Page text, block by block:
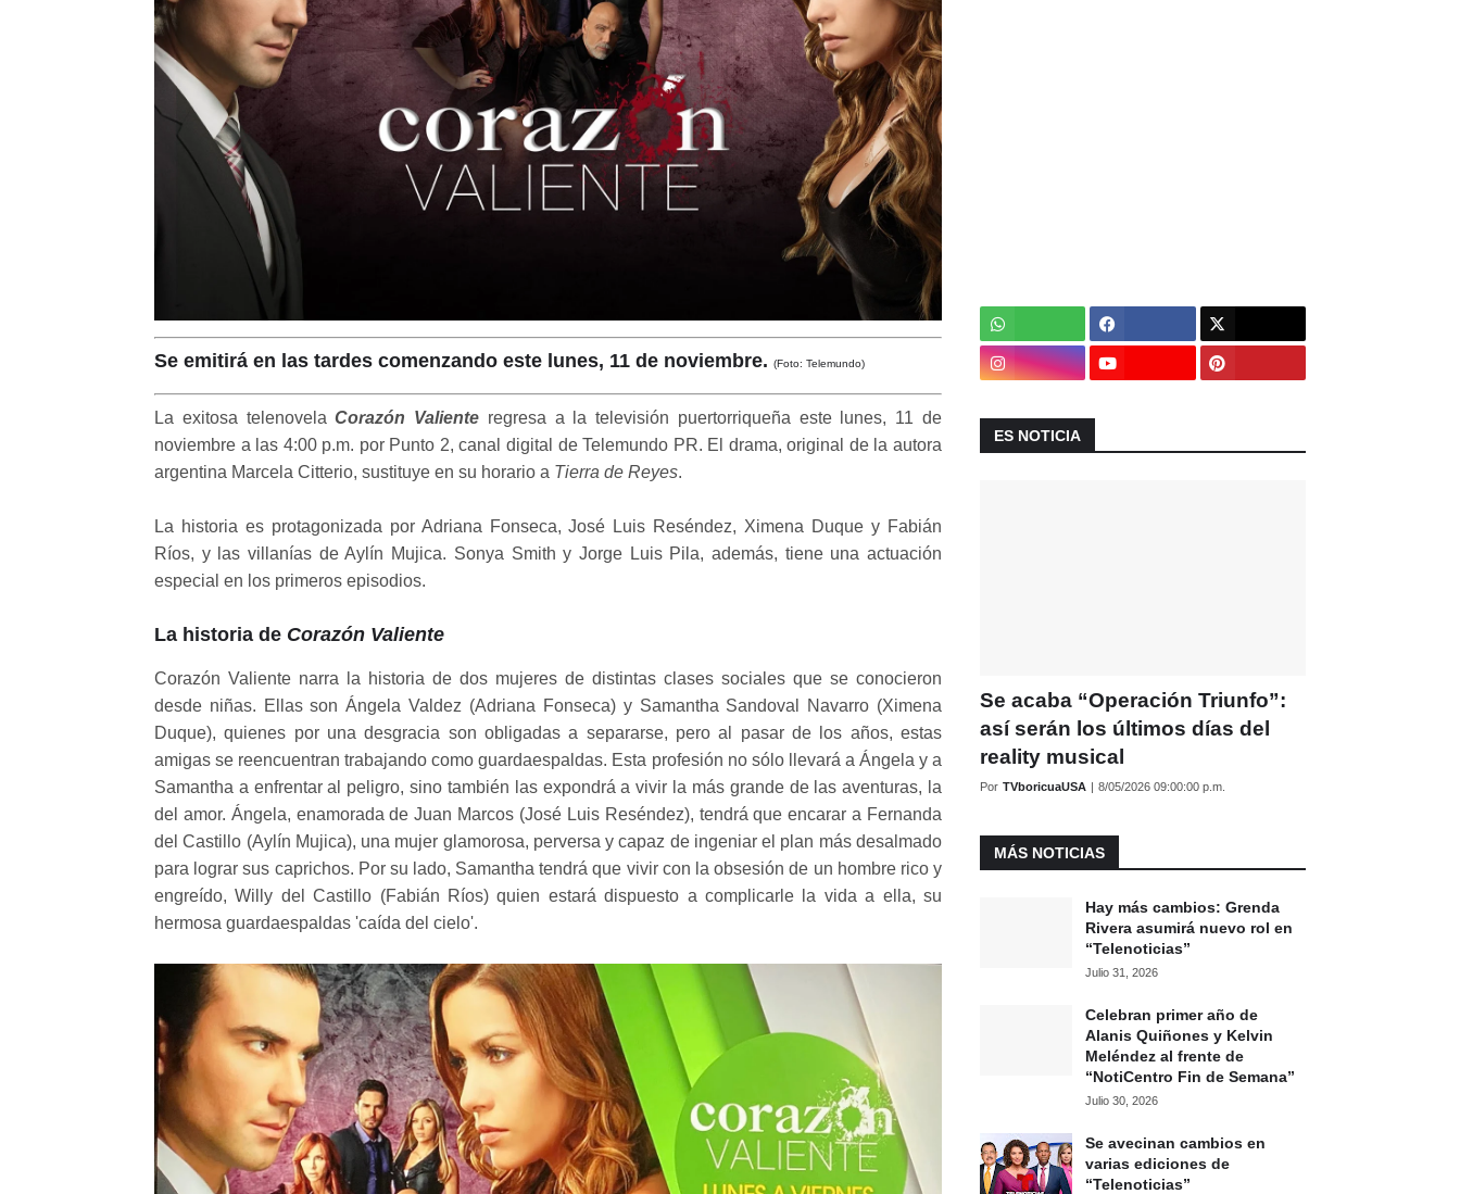
Se emitirá en las tardes comenzando este lunes, 11 de noviembre. (Foto: Telemundo)
La exitosa telenovelaCorazón Valiente regresa a la televisión puertorriqueña este lunes, 11 de
noviembre a las 4:00 p.m. por Punto 2, canal digital de Telemundo PR. El drama, original de la autora
argentina Marcela Citterio, sustituye en su horario a Tierra de Reyes.
La historia es protagonizada por Adriana Fonseca, José Luis Reséndez, Ximena Duque y Fabián
Ríos, y las villanías de Aylín Mujica. Sonya Smith y Jorge Luis Pila, además, tiene una actuación
especial en los primeros episodios.
La historia de Corazón Valiente
Corazón Valiente narra la historia de dos mujeres de distintas clases sociales que se conocieron
desde niñas. Ellas son Ángela Valdez (Adriana Fonseca) y Samantha Sandoval Navarro (Ximena
Duque), quienes por una desgracia son obligadas a separarse, pero al pasar de los años, estas
amigas se reencuentran trabajando como guardaespaldas. Esta profesión no sólo llevará a Ángela y a
Samantha a enfrentar al peligro, sino también las expondrá a vivir la más grande de las aventuras, la
del amor. Ángela, enamorada de Juan Marcos (José Luis Reséndez), tendrá que encarar a Fernanda
del Castillo (Aylín Mujica), una mujer glamorosa, perversa y capaz de ingeniar el plan más desalmado
para lograr sus caprichos. Por su lado, Samantha tendrá que vivir con la obsesión de un hombre rico y
engreído, Willy del Castillo (Fabián Ríos) quien estará dispuesto a complicarle la vida a ella, su
hermosa guardaespaldas 'caída del cielo'.
ES NOTICIA
Se acaba “Operación Triunfo”:
así serán los últimos días del
reality musical
Por TVboricuaUSA | 8/05/2026 09:00:00 p.m.
MÁS NOTICIAS
Hay más cambios: Grenda
Rivera asumirá nuevo rol en
“Telenoticias”
Julio 31, 2026
Celebran primer año de
Alanis Quiñones y Kelvin
Meléndez al frente de
“NotiCentro Fin de Semana”
Julio 30, 2026
Se avecinan cambios en
varias ediciones de
“Telenoticias”